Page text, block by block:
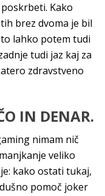
Kako
brez dvoma je bil
lahko potem tudi
tudi jaz kaj za
zdravstveno
IN DENAR.
nimam nič
veliko
kako ostati tukaj,
pomoč joker